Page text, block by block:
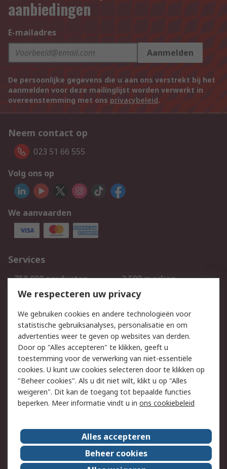
aanbiedingen
E-mailadres
Aanmelden
De persoonlijke gegevens die u aan ons verstrekt bij het
aanmelden voor deze mailinglijst worden verwerkt in
overeenstemming met ons privacybeleid.
Neem contact op
023 51 66 555
Volg ons op
We aanvaarden
Services
750.000 producten
2.500 merken
Bestellen
Inkoopoplossingen
Track & Trace
Wettelijk
Cookiebeleid
Email veiligheid
Privacybeleid
Websitevoorwaarden
Algemene
verkoopvoorwaarden
Over RS
RS Group
Over ons
RS wereldwijd
Werken bij RS
We respecteren uw privacy
We gebruiken cookies en andere technologieën voor
statistische gebruiksanalyses, personalisatie en om
advertenties weer te geven op websites van derden.
Door op "Alles accepteren" te klikken, geeft u
toestemming voor de verwerking van niet-essentiële
cookies. U kunt uw cookies selecteren door te klikken op
"Beheer cookies". Als u dit niet wilt, klikt u op "Alles
weigeren". Dit kan de toegang tot bepaalde functies
beperken. Meer informatie vindt u in ons cookiebeleid
Alles accepteren
Beheer cookies